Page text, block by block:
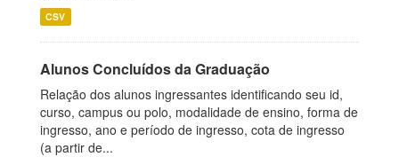
CSV
Alunos Concluídos da Graduação
Relação dos alunos ingressantes identificando seu id,
curso, campus ou polo, modalidade de ensino, forma de
ingresso, ano e período de ingresso, cota de ingresso
(a partir de...